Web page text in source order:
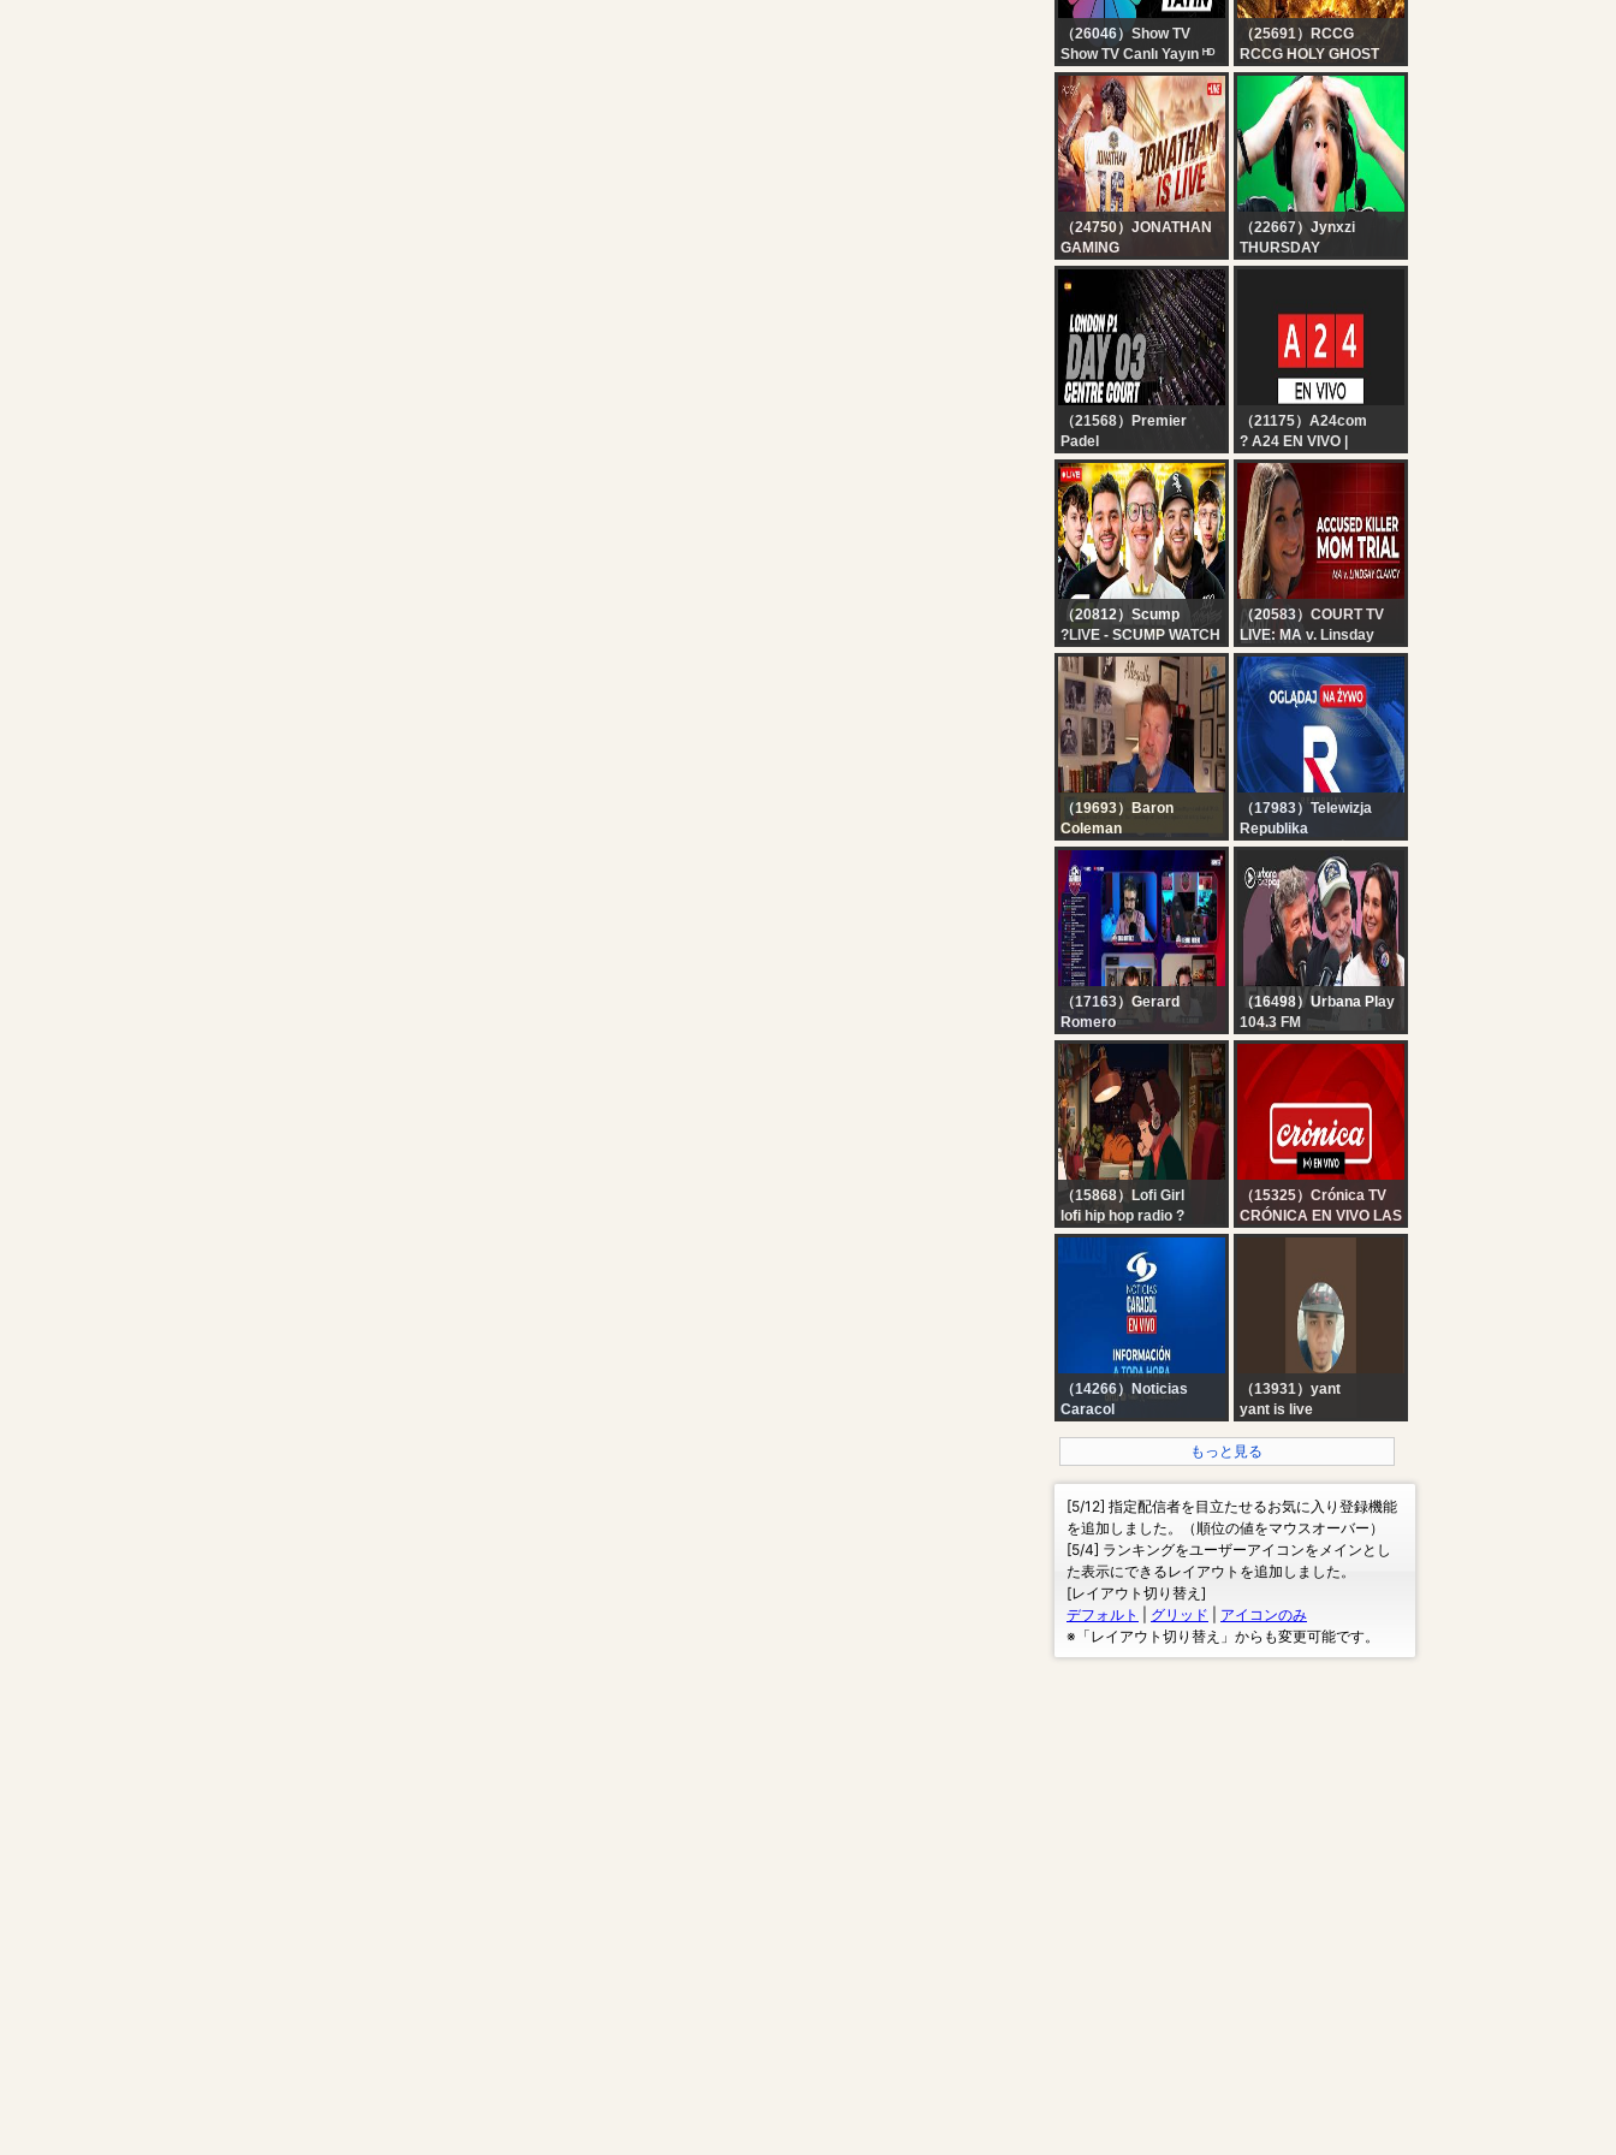
（26046）Show TV
Show TV Canlı Yayın ᴴᴰ
（25691）RCCG
RCCG HOLY GHOST
CONVENTION 2026 -
DAY 4 EVENING
（24750）JONATHAN
GAMING
ELIMINATOR OR WHAT
| JONATHAN IS BACK!!
| BGMI!
（22667）Jynxzi
THURSDAY
（21568）Premier
Padel
London Premier Padel
P1 ???: Pista
Central(??)
（21175）A24com
? A24 EN VIVO |
Noticias de Argentina y
el mundo las 24 horas
（20812）Scump
?LIVE - SCUMP WATCH
PARTY!! OpTic
GAMING vs 100
THIEVES | ESPORTS
WORLD CUP DAY 2
（20583）COURT TV
LIVE: MA v. Linsday
Clancy - Day 8 |
Accused Killer Mom
Trial
（19693）Baron
Coleman
The Downward Spiral -
Ep 156
（17983）Telewizja
Republika
RELACJA NA ŻYWO -
OGLĄDAJ Telewizja
Republika
（17163）Gerard
Romero
JIJANTES | RODRI
ELIGE AL BARÇA! ?
（16498）Urbana Play
104.3 FM
EN VIVO | Vuelta y
Media en URBANA
PLAY con Sebastián
Wainraich, Julieta Pink
y Pablo Fábregas
（15868）Lofi Girl
lofi hip hop radio ?
beats to relax/study to
（15325）Crónica TV
CRÓNICA EN VIVO LAS
24 HORAS
（14266）Noticias
Caracol
EN VIVO | Emisión del
mediodía del 6 de
（13931）yant
yant is live
もっと見る
[5/12] 指定配信者を目立たせるお気に入り登録機能
を追加しました。（順位の値をマウスオーバー）
[5/4] ランキングをユーザーアイコンをメインとし
た表示にできるレイアウトを追加しました。
[レイアウト切り替え]
デフォルト
グリッド
アイコンのみ
※「レイアウト切り替え」からも変更可能です。